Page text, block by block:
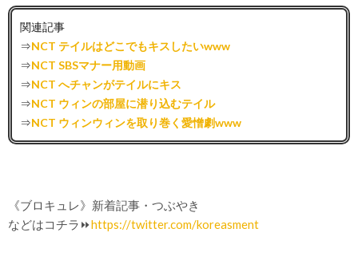
関連記事
⇒NCT テイルはどこでもキスしたいwww
⇒NCT SBSマナー用動画
⇒NCT へチャンがテイルにキス
⇒NCT ウィンの部屋に潜り込むテイル
⇒NCT ウィンウィンを取り巻く愛憎劇www
《ブロキュレ》新着記事・つぶやき
などはコチラ⏩https://twitter.com/koreasment